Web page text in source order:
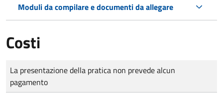
Moduli da compilare e documenti da allegare
Costi
Tipo di pagamento
Importo
La presentazione della pratica non prevede alcun
pagamento